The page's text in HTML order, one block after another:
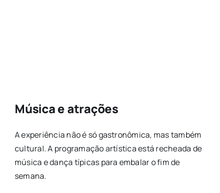
Música e atrações
A experiência não é só gastronômica, mas também
cultural. A programação artística está recheada de
música e dança típicas para embalar o fim de
semana.